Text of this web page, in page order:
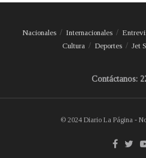
Nacionales Internacionales
Cultura
Deportes Jet
Contáctanos:
© 2024 Diario La Página -